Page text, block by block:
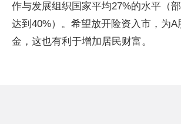
作与发展组织国家平均27%的水平（
达到40%）。希望放开险资入市，为A
金，这也有利于增加居民财富。